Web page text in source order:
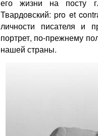
его жизни на посту
Твардовский: pro et
личности писателя и
портрет, по-прежнему
нашей страны.